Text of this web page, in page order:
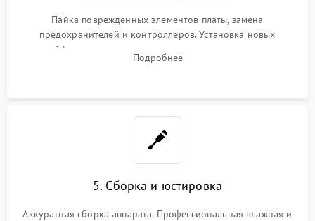
Пайка поврежденных элементов платы, замена
предохранителей и контроллеров. Установка новых
шлейфов, дисплея, механизма затвора или двигателя
автофокуса. Восстановление геометрии тубуса объектива
Подробнее
5. Сборка и юстировка
Аккуратная сборка аппарата. Профессиональная влажная и